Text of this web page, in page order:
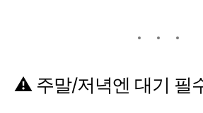
⚠️ 주말/저녁엔 대기 필